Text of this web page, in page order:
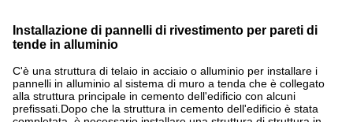
Installazione di pannelli di rivestimento per pareti di
tende in alluminio
C'è una struttura di telaio in acciaio o alluminio per installare i
pannelli in alluminio al sistema di muro a tenda che è collegato
alla struttura principale in cemento dell'edificio con alcuni
prefissati.Dopo che la struttura in cemento dell'edificio è stata